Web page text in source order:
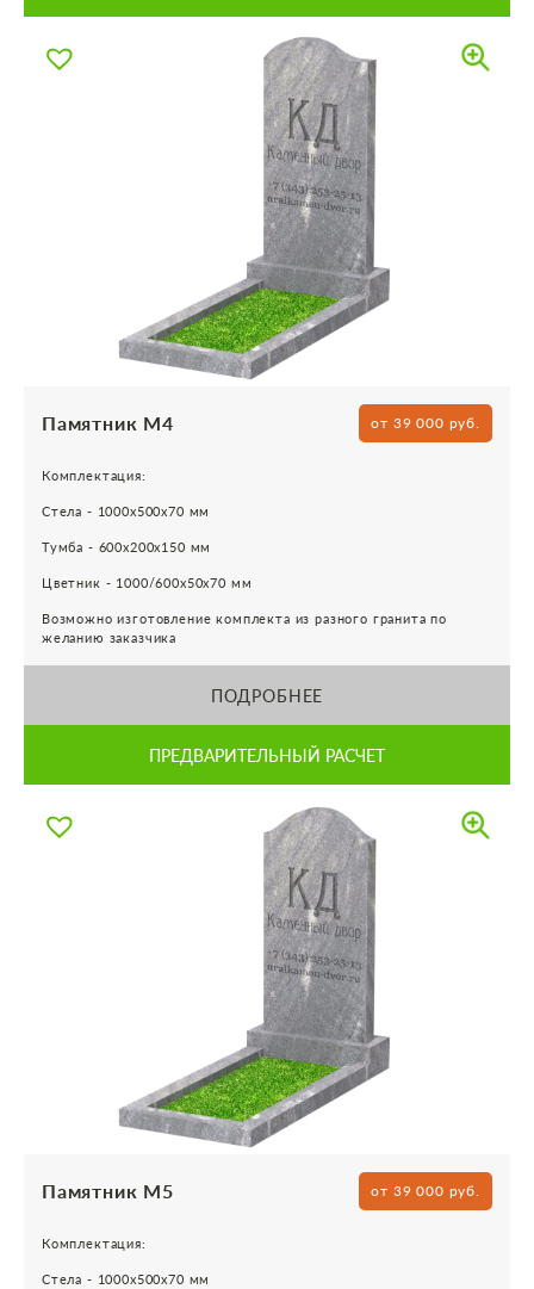
Памятник М4 от 39 000 руб.
Комплектация:
Стела - 1000х500х70 мм
Тумба - 600х200х150 мм
Цветник - 1000/600х50х70 мм
Возможно изготовление комплекта из разного гранита по
желанию заказчика
ПОДРОБНЕЕ
ПРЕДВАРИТЕЛЬНЫЙ РАСЧЕТ
Памятник М5 от 39 000 руб.
Комплектация:
Стела - 1000х500х70 мм